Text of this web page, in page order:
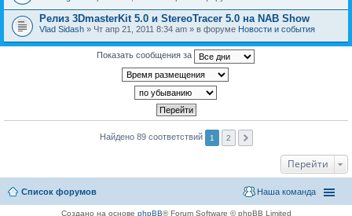
Релиз 3DmasterKit 5.0 и StereoTracer 5.0 на NAB Show
Vlad Sidash » Чт апр 21, 2011 8:34 am » в форуме Новости и события
Показать сообщения за
Найдено 89 соответствий 1 2
Перейти
Список форумов Наша команда
Создано на основе phpBB® Forum Software © phpBB Limited